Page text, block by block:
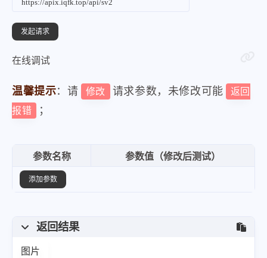
在线调试
温馨提示：请 修改 请求参数，未修改可能
返回
报错
；
参数名称 参数值（修改后测试）
添加参数
返回结果
图片